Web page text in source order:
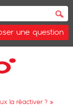
une question
la réactiver ? »